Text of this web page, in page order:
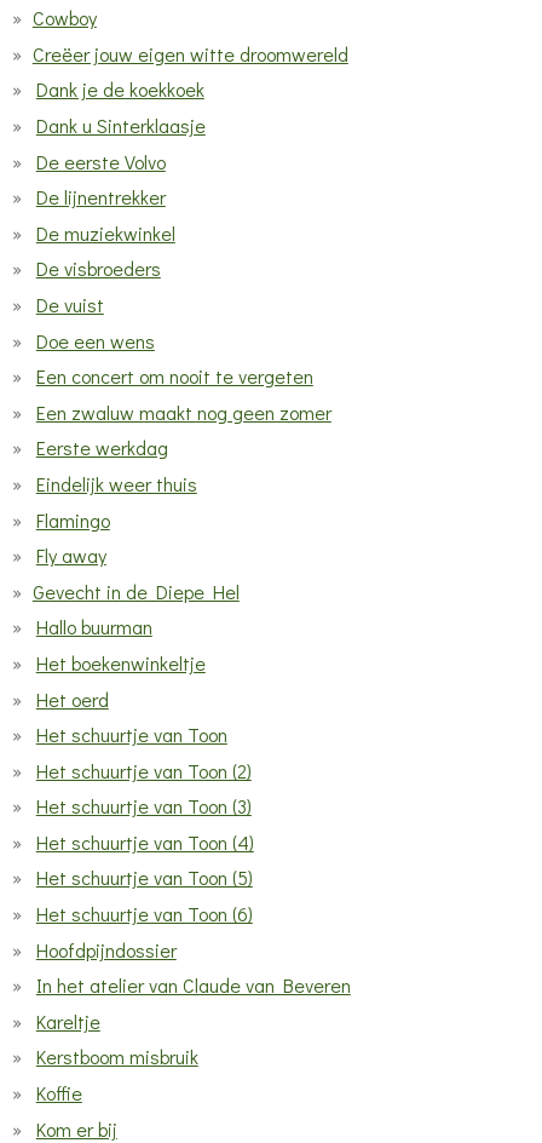
Cowboy
Creëer jouw eigen witte droomwereld
Dank je de koekkoek
Dank u Sinterklaasje
De eerste Volvo
De lijnentrekker
De muziekwinkel
De visbroeders
De vuist
Doe een wens
Een concert om nooit te vergeten
Een zwaluw maakt nog geen zomer
Eerste werkdag
Eindelijk weer thuis
Flamingo
Fly away
Gevecht in de Diepe Hel
Hallo buurman
Het boekenwinkeltje
Het oerd
Het schuurtje van Toon
Het schuurtje van Toon (2)
Het schuurtje van Toon (3)
Het schuurtje van Toon (4)
Het schuurtje van Toon (5)
Het schuurtje van Toon (6)
Hoofdpijndossier
In het atelier van Claude van Beveren
Kareltje
Kerstboom misbruik
Koffie
Kom er bij